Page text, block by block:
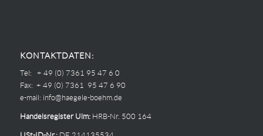
KONTAKTDATEN:
Tel: + 49 (0) 7361 95 47 6 0
Fax: + 49 (0) 7361 95 47 6 90
e-mail: info@haegele-boehm.de
Handelsregister Ulm:HRB-Nr. 500 164